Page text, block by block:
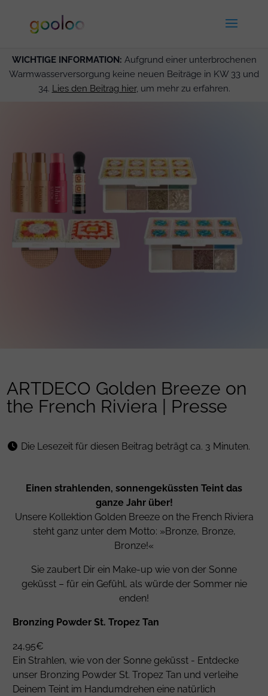
WICHTIGE INFORMATION: Aufgrund einer unterbrochenen
Warmwasserversorgung keine neuen Beiträge in KW 33 und
34. Lies den Beitrag hier, um mehr zu erfahren.
ARTDECO Golden Breeze on
the French Riviera | Presse
Die Lesezeit für diesen Beitrag beträgt ca. 3 Minuten.
Einen strahlenden, sonnengeküssten Teint das
ganze Jahr über!
Unsere Kollektion Golden Breeze on the French Riviera
steht ganz unter dem Motto: »Bronze, Bronze,
Bronze!«
Sie zaubert Dir ein Make-up wie von der Sonne
geküsst – für ein Gefühl, als würde der Sommer nie
enden!
Bronzing Powder St. Tropez Tan
24,95€
Ein Strahlen, wie von der Sonne geküsst - Entdecke
unser Bronzing Powder St. Tropez Tan und verleihe
Deinem Teint im Handumdrehen eine natürlich